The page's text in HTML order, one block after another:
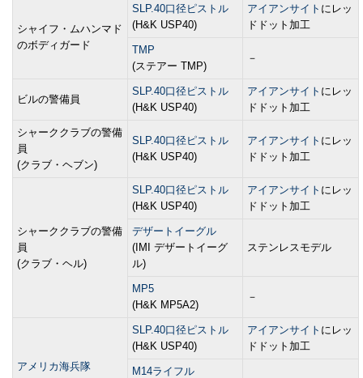
シャイフ・ムハンマド
のボディガード
SLP.40口径ピストル
(H&K USP40)
アイアンサイト にレッ
ドドット加工
TMP
(ステアー TMP)
－
ビルの警備員
SLP.40口径ピストル
(H&K USP40)
アイアンサイト にレッ
ドドット加工
シャーククラブの警備
員
(クラブ・ヘブン)
SLP.40口径ピストル
(H&K USP40)
アイアンサイト にレッ
ドドット加工
シャーククラブの警備
員
(クラブ・ヘル)
SLP.40口径ピストル
(H&K USP40)
アイアンサイト にレッ
ドドット加工
デザートイーグル
(IMI デザートイーグ
ル)
ステンレスモデル
MP5
(H&K MP5A2)
－
アメリカ海兵隊
SLP.40口径ピストル
(H&K USP40)
アイアンサイト にレッ
ドドット加工
M14ライフル